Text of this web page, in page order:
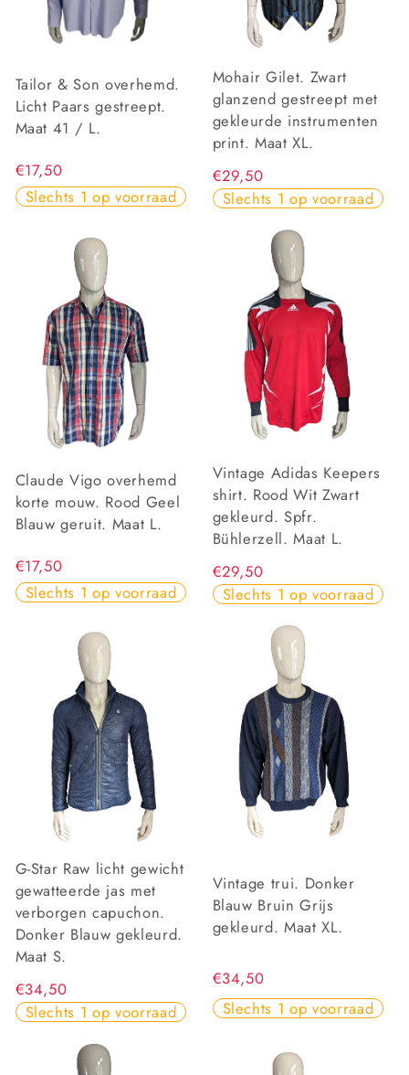
Tailor & Son overhemd.
Licht Paars gestreept.
Maat 41 / L.
€17,50
Slechts 1 op voorraad
Mohair Gilet. Zwart
glanzend gestreept met
gekleurde instrumenten
print. Maat XL.
€29,50
Slechts 1 op voorraad
Claude Vigo overhemd
korte mouw. Rood Geel
Blauw geruit. Maat L.
€17,50
Slechts 1 op voorraad
Vintage Adidas Keepers
shirt. Rood Wit Zwart
gekleurd. Spfr.
Bühlerzell. Maat L.
€29,50
Slechts 1 op voorraad
G-Star Raw licht gewicht
gewatteerde jas met
verborgen capuchon.
Donker Blauw gekleurd.
Maat S.
€34,50
Slechts 1 op voorraad
Vintage trui. Donker
Blauw Bruin Grijs
gekleurd. Maat XL.
€34,50
Slechts 1 op voorraad